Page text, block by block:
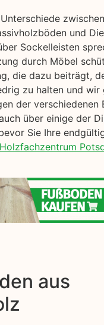
und
Sockelleisten
durch Möbel
die dazu beiträgt,
zu halten und wir
der verschiedenen
über einige der
Sie Ihre
aus